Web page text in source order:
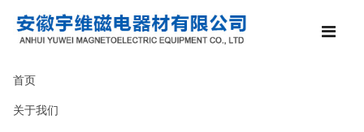
首页
关于我们